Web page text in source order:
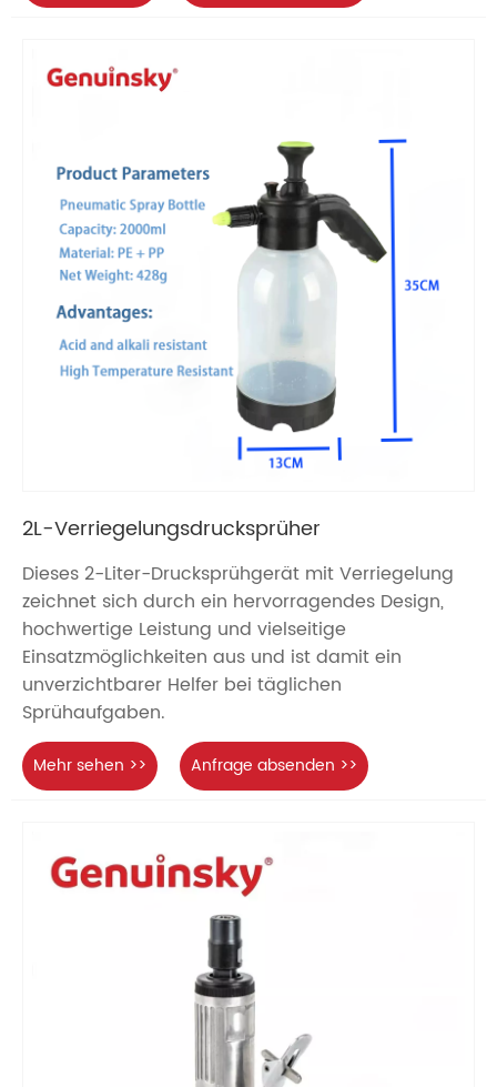
2L-Verriegelungsdrucksprüher
Dieses 2-Liter-Drucksprühgerät mit Verriegelung
zeichnet sich durch ein hervorragendes Design,
hochwertige Leistung und vielseitige
Einsatzmöglichkeiten aus und ist damit ein
unverzichtbarer Helfer bei täglichen
Sprühaufgaben.
Mehr sehen >> Anfrage absenden >>